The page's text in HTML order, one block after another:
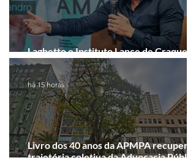
Laghetto e Instituto Lance de Craque
firmam parceria em Porto Alegre
Livro dos 40 anos da APMPA recupera a
trajetória coletiva da Advocacia Pública
há 15 horas